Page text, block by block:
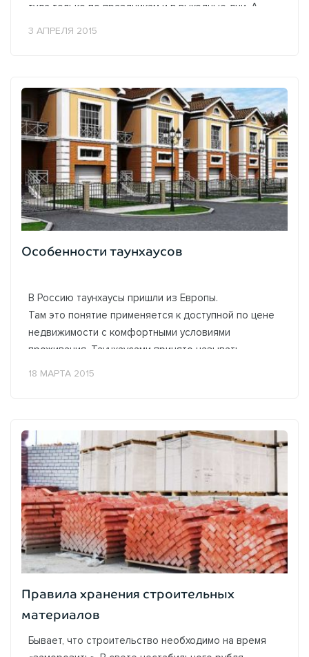
туда только по праздникам и в выходные дни. А,
3 АПРЕЛЯ 2015
Особенности таунхаусов
В Россию таунхаусы пришли из Европы.
Там это понятие применяется к доступной по цене
недвижимости с комфортными условиями
проживания. Таунхаусами принято называть
18 МАРТА 2015
Правила хранения строительных
материалов
Бывает, что строительство необходимо на время